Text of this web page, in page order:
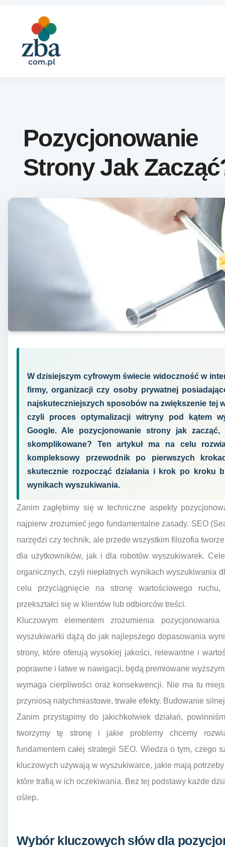
Pozycjonowanie
Strony Jak
W dzisiejszym cyfrowym świecie widoczność w
firmy, organizacji czy osoby prywatnej
najskuteczniejszych sposobów na zwiększenie tej
czyli proces optymalizacji witryny pod kątem
Google. Ale pozycjonowanie strony jak
skomplikowane? Ten artykuł ma na celu
kompleksowy przewodnik po pierwszych
skutecznie rozpocząć działania i krok po kroku
wynikach wyszukiwania.
Zanim zagłębimy się w techniczne aspekty
najpierw zrozumieć jego fundamentalne zasady. SEO
narzędzi czy technik, ale przede wszystkim filozofia
dla użytkowników, jak i dla robotów wyszukiwarek.
organicznych, czyli niepłatnych wynikach wyszukiwania
celu przyciągnięcie na stronę wartościowego
przekształci się w klientów lub odbiorców treści.
Kluczowym elementem zrozumienia
wyszukiwarki dążą do jak najlepszego dopasowania
strony, które oferują wysokiej jakości, relewantne i
poprawne i łatwe w nawigacji, będą premiowane
wymaga cierpliwości oraz konsekwencji. Nie ma tu
przyniosą natychmiastowe, trwałe efekty. Budowanie
Zanim przystąpimy do jakichkolwiek działań,
tworzymy tę stronę i jakie problemy chcemy
fundamentem całej strategii SEO. Wiedza o tym, czego
kluczowych używają w wyszukiwarce, jakie mają
które trafią w ich oczekiwania. Bez tej podstawy każde
oślep.
Wybór kluczowych słów dla